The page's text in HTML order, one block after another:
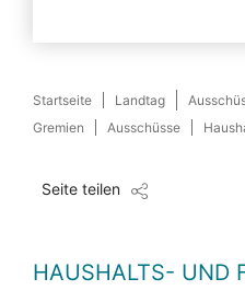
Startseite Landtag
Gremien
Ausschüsse
Seite teilen
HAUSHALTS- UND